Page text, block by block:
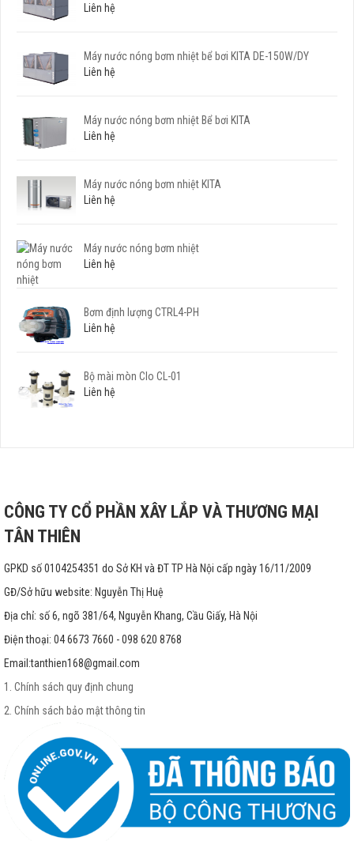
Liên hệ
Máy nước nóng bơm nhiệt bể bơi KITA DE-150W/DY
Liên hệ
Máy nước nóng bơm nhiệt Bể bơi KITA
Liên hệ
Máy nước nóng bơm nhiệt KITA
Liên hệ
Máy nước nóng bơm nhiệt
Liên hệ
Bơm định lượng CTRL4-PH
Liên hệ
Bộ mài mòn Clo CL-01
Liên hệ
CÔNG TY CỔ PHẦN XÂY LẮP VÀ THƯƠNG MẠI
TÂN THIÊN
GPKD số 0104254351 do Sở KH và ĐT TP Hà Nội cấp ngày 16/11/2009
GĐ/Sở hữu website: Nguyễn Thị Huệ
Địa chỉ: số 6, ngõ 381/64, Nguyễn Khang, Cầu Giấy, Hà Nội
Điện thoại: 04 6673 7660 - 098 620 8768
Email:tanthien168@gmail.com
1. Chính sách quy định chung
2. Chính sách bảo mật thông tin